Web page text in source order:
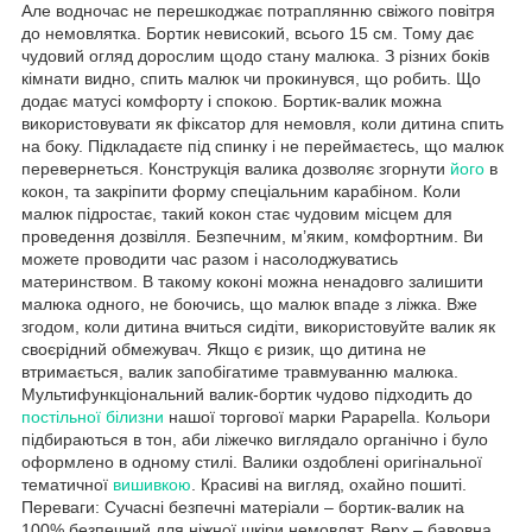
Але водночас не перешкоджає потраплянню свіжого повітря
до немовлятка. Бортик невисокий, всього 15 см. Тому дає
чудовий огляд дорослим щодо стану малюка. З різних боків
кімнати видно, спить малюк чи прокинувся, що робить. Що
додає матусі комфорту і спокою. Бортик-валик можна
використовувати як фіксатор для немовля, коли дитина спить
на боку. Підкладаєте під спинку і не переймаєтесь, що малюк
перевернеться. Конструкція валика дозволяє згорнути його в
кокон, та закріпити форму спеціальним карабіном. Коли
малюк підростає, такий кокон стає чудовим місцем для
проведення дозвілля. Безпечним, м’яким, комфортним. Ви
можете проводити час разом і насолоджуватись
материнством. В такому коконі можна ненадовго залишити
малюка одного, не боючись, що малюк впаде з ліжка. Вже
згодом, коли дитина вчиться сидіти, використовуйте валик як
своєрідний обмежувач. Якщо є ризик, що дитина не
втримається, валик запобігатиме травмуванню малюка.
Мультифункціональний валик-бортик чудово підходить до
постільної білизни нашої торгової марки Papapella. Кольори
підбираються в тон, аби ліжечко виглядало органічно і було
оформлено в одному стилі. Валики оздоблені оригінальної
тематичної вишивкою. Красиві на вигляд, охайно пошиті.
Переваги: Сучасні безпечні матеріали – бортик-валик на